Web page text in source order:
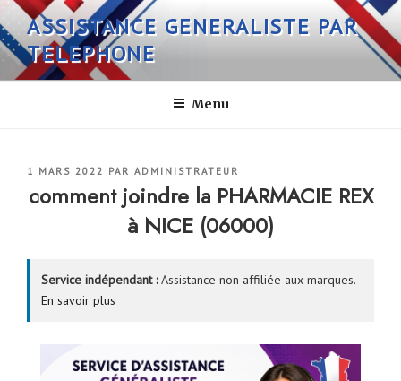
Aller
au
contenu
principal
ASSISTANCE GENERALISTE PAR
TELEPHONE
Menu
PUBLIÉ
1 MARS 2022 PAR ADMINISTRATEUR
comment joindre la PHARMACIE REX
à NICE (06000)
Service indépendant :Assistance non affiliée aux marques.
En savoir plus